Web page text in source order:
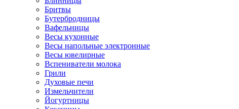
Бритвы
Бутербродницы
Вафельницы
Весы кухонные
Весы напольные электронные
Весы ювелирные
Вспениватели молока
Грили
Духовые печи
Измельчители
Йогуртницы